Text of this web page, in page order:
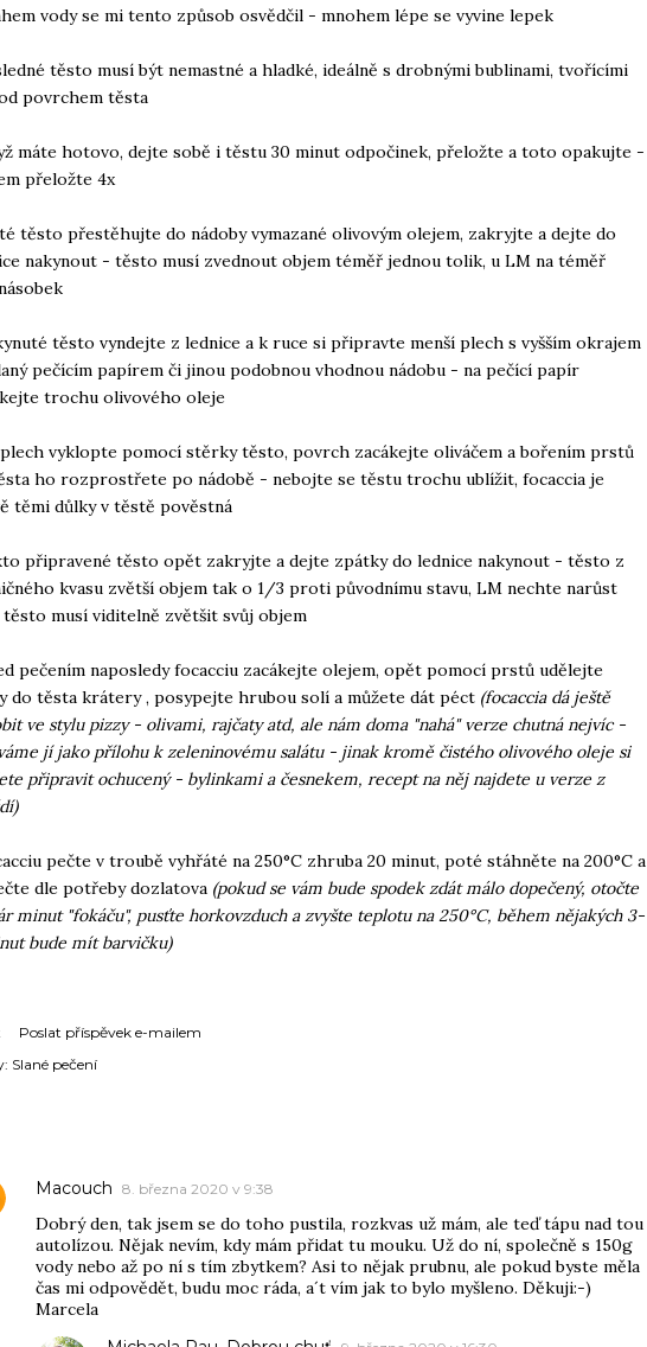
vody se mi tento způsob osvědčil - mnohem lépe se vyvine lepek
těsto musí být nemastné a hladké, ideálně s drobnými bublinami, tvořícími
povrchem těsta
máte hotovo, dejte sobě i těstu 30 minut odpočinek, přeložte a toto opakujte -
přeložte 4x
těsto přestěhujte do nádoby vymazané olivovým olejem, zakryjte a dejte do
nakynout - těsto musí zvednout objem téměř jednou tolik, u LM na téměř
těsto vyndejte z lednice a k ruce si připravte menší plech s vyšším okrajem
pečícím papírem či jinou podobnou vhodnou nádobu - na pečící papír
trochu olivového oleje
vyklopte pomocí stěrky těsto, povrch zacákejte oliváčem a bořením prstů
ho rozprostřete po nádobě - nebojte se těstu trochu ublížit, focaccia je
těmi důlky v těstě pověstná
připravené těsto opět zakryjte a dejte zpátky do lednice nakynout - těsto z
kvasu zvětší objem tak o 1/3 proti původnímu stavu, LM nechte narůst
těsto musí viditelně zvětšit svůj objem
pečením naposledy focacciu zacákejte olejem, opět pomocí prstů udělejte
do těsta krátery , posypejte hrubou solí a můžete dát péct (focaccia dá ještě
ve stylu pizzy - olivami, rajčaty atd, ale nám doma "nahá" verze chutná nejvíc -
jí jako přílohu k zeleninovému salátu - jinak kromě čistého olivového oleje si
připravit ochucený - bylinkami a česnekem, recept na něj najdete u verze z
pečte v troubě vyhřáté na 250°C zhruba 20 minut, poté stáhněte na 200°C a
dle potřeby dozlatova (pokud se vám bude spodek zdát málo dopečený, otočte
minut "fokáču", pusťte horkovzduch a zvyšte teplotu na 250°C, během nějakých 3-
bude mít barvičku)
Poslat příspěvek e-mailem
Slané pečení
Macouch 8. března 2020 v 9:38
Dobrý den, tak jsem se do toho pustila, rozkvas už mám, ale teď tápu nad tou
autolízou. Nějak nevím, kdy mám přidat tu mouku. Už do ní, společně s 150g
vody nebo až po ní s tím zbytkem? Asi to nějak prubnu, ale pokud byste měla
čas mi odpovědět, budu moc ráda, a´t vím jak to bylo myšleno. Děkuji:-)
Marcela